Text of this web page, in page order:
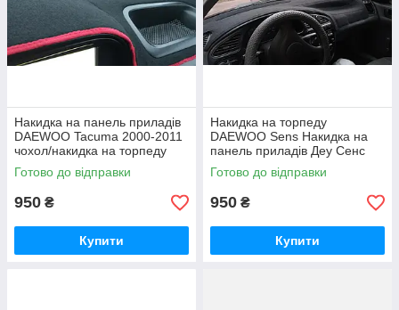
Накидка на панель приладів
DAEWOO Tacuma 2000-2011
чохол/накидка на торпеду
авто Деу Такума
Готово до відправки
950 ₴
Купити
Накидка на торпеду
DAEWOO Sens Накидка на
панель приладів Деу Сенс
Готово до відправки
950 ₴
Купити